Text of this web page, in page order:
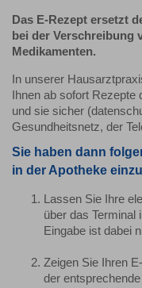
Das E-Rezept ersetzt
bei der Verschreibung
Medikamenten.
In unserer
Ihnen ab sofort Rezepte
und sie sicher
Gesundheitsnetz, der
Sie haben dann
in der Apotheke
Lassen Sie Ihre
über das Terminal
Eingabe ist dabei
Zeigen Sie Ihren
der